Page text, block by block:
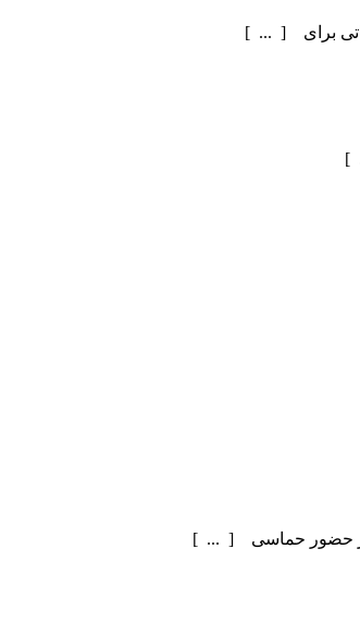
برای [ ... ]
]